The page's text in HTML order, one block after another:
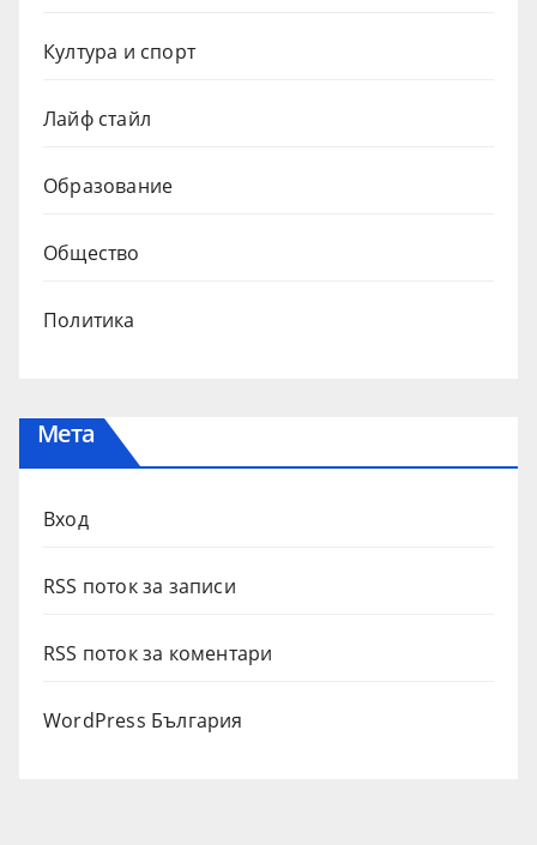
Култура и спорт
Лайф стайл
Образование
Общество
Политика
Мета
Вход
RSS поток за записи
RSS поток за коментари
WordPress България